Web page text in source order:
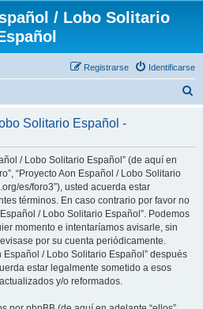
/ Lobo Solitario
Identificarse
Registrarse
c
Solitario Español -
/ Lobo Solitario Español” (de aquí en
“Proyecto Aon Español / Lobo Solitario
es/foro3”), usted acuerda estar
términos. En caso contrario por favor no
/ Lobo Solitario Español”. Podemos
momento e intentaríamos avisarle, sin
por su cuenta periódicamente.
Español / Lobo Solitario Español” después
estar legalmente sometido a esos
y/o reformados.